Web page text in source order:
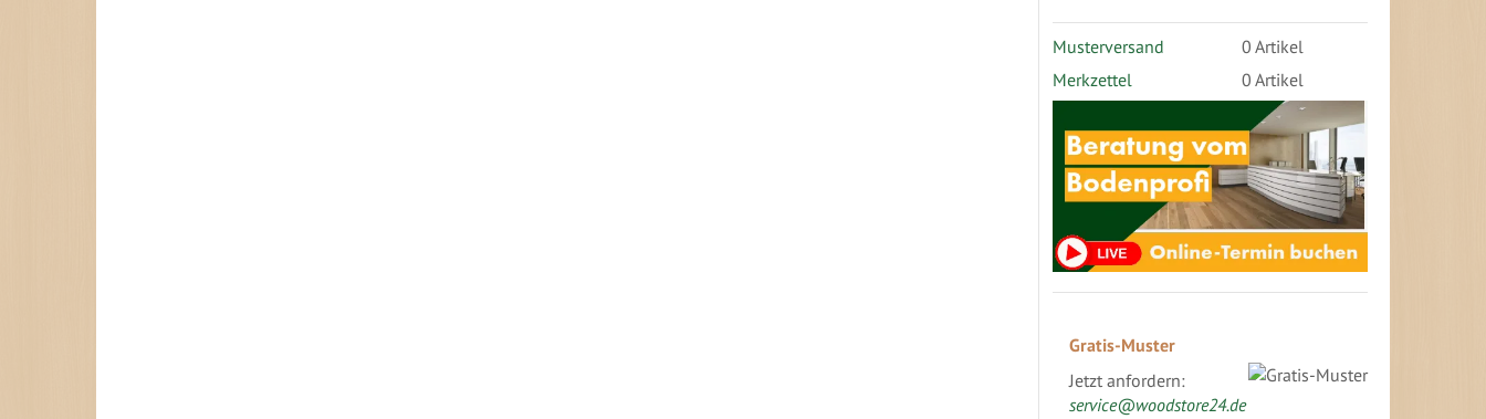
Musterversand 0 Artikel
Merkzettel
0 Artikel
Gratis-Muster
Jetzt anfordern:
service@woodstore24.de